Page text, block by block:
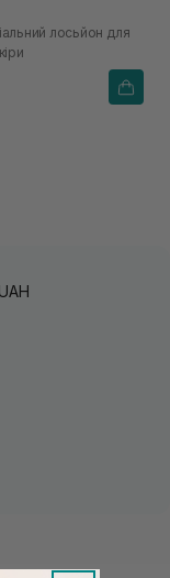
лосьйон для